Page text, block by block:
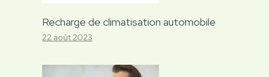
Recharge de climatisation automobile
22 août 2023